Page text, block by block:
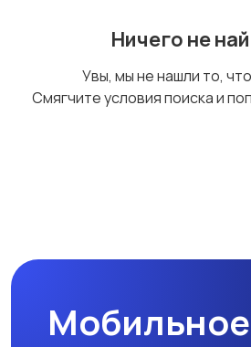
Ничего не
Увы, мы не нашли то,
Смягчите условия поиска и
Мобильное